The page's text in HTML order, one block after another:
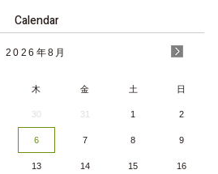
Calendar
2026 年8月
木 金 土 日
30 31 1 2
6 7 8 9
13 14 15 16